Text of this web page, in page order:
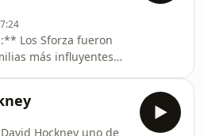
más influyentes
de la guerra
en uno de los
Hockney uno de